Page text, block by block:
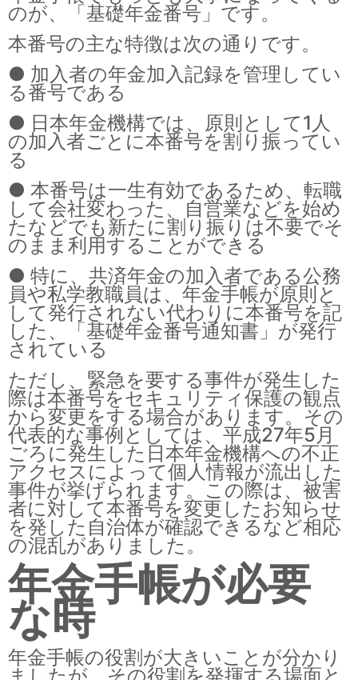
のが、「基礎年金番号」です。
本番号の主な特徴は次の通りです。
● 加入者の年金加入記録を管理してい
る番号である
● 日本年金機構では、原則として1人
の加入者ごとに本番号を割り振ってい
る
● 本番号は一生有効であるため、転職
して会社変わった、自営業などを始め
たなどでも新たに割り振りは不要でそ
のまま利用することができる
● 特に、共済年金の加入者である公務
員や私学教職員は、年金手帳が原則と
して発行されない代わりに本番号を記
した、「基礎年金番号通知書」が発行
されている
ただし、緊急を要する事件が発生した
際は本番号をセキュリティ保護の観点
から変更をする場合があります。その
代表的な事例としては、平成27年5月
ごろに発生した日本年金機構への不正
アクセスによって個人情報が流出した
事件が挙げられます。この際は、被害
者に対して本番号を変更したお知らせ
を発した自治体が確認できるなど相応
の混乱がありました。
年金手帳が必要
な時
年金手帳の役割が大きいことが分かり